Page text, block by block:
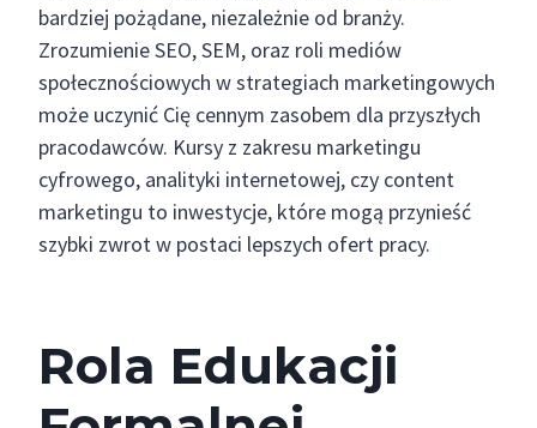
bardziej pożądane, niezależnie od branży.
Zrozumienie SEO, SEM, oraz roli mediów
społecznościowych w strategiach marketingowych
może uczynić Cię cennym zasobem dla przyszłych
pracodawców. Kursy z zakresu marketingu
cyfrowego, analityki internetowej, czy content
marketingu to inwestycje, które mogą przynieść
szybki zwrot w postaci lepszych ofert pracy.
Rola Edukacji